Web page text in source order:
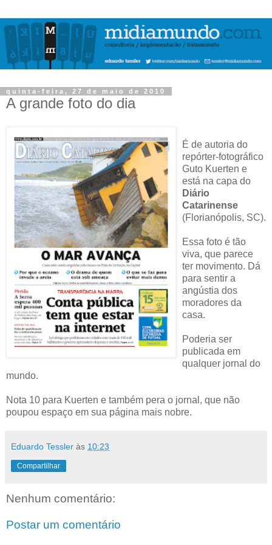
quinta-feira, 27 de maio de 2010
A grande foto do dia
É de autoria do
repórter-fotográfico
Guto Kuerten e
está na capa do
Diário
Catarinense
(Florianópolis, SC).
Essa foto é tão
viva, que parece
ter movimento. Dá
para sentir a
angústia dos
moradores da
casa.
Poderia ser
publicada em
qualquer jornal do
mundo.
Nota 10 para Kuerten e também pera o jornal, que não
poupou espaço em sua página mais nobre.
Eduardo Tessler às 10:23
Compartilhar
Nenhum comentário:
Postar um comentário